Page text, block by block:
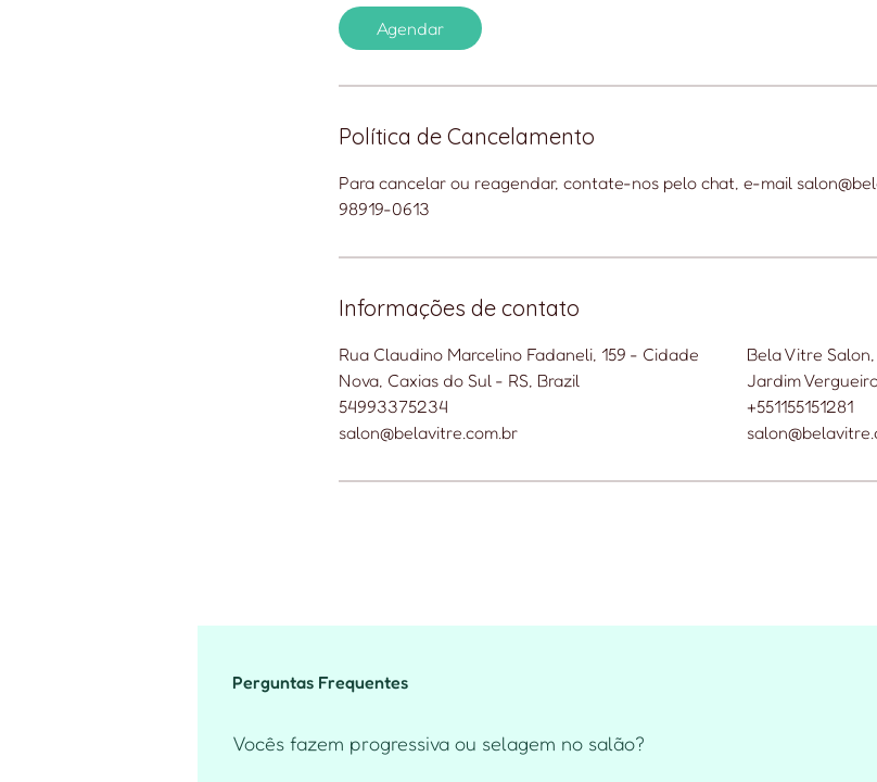
Agendar
Política de Cancelamento
Para cancelar ou reagendar, contate-nos pelo chat, e-mail
98919-0613
Informações de contato
Rua Claudino Marcelino Fadaneli, 159 - Cidade
Nova, Caxias do Sul - RS, Brazil
54993375234
salon@belavitre.com.br
Bela Vitre
Jardim
+551155151281
Perguntas Frequentes
Vocês fazem progressiva ou selagem no salão?